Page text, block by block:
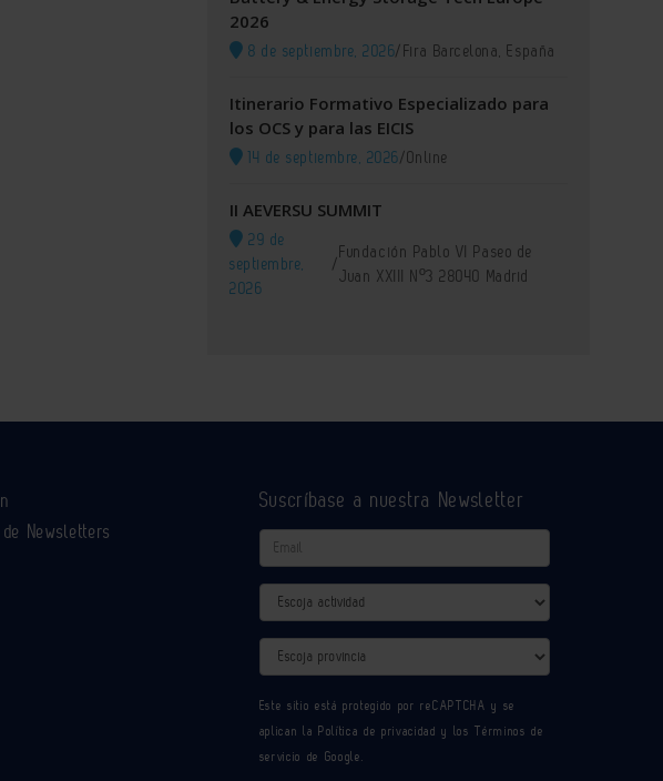
2026
8 de septiembre, 2026/Fira Barcelona, España
Itinerario Formativo Especializado para
los OCS y para las EICIS
14 de septiembre, 2026/Online
II AEVERSU SUMMIT
29 de
septiembre,
2026
/
Fundación Pablo VI Paseo de
Juan XXIII Nº3 28040 Madrid
Newsletters
Suscríbase a nuestra Newsletter
Email
Actividad
Provincia
Este sitio está protegido por reCAPTCHA y se
aplican la Política de privacidad y losTérminos de
servicio de Google.